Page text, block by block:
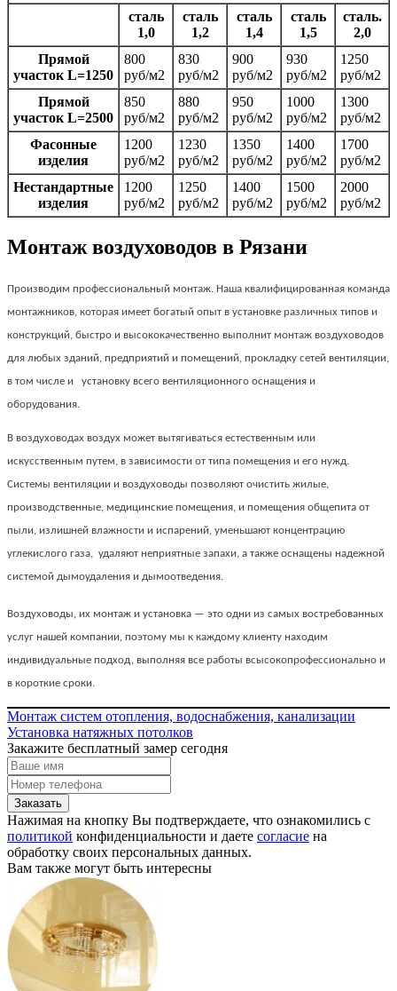
сталь
1,0
сталь
1,2
сталь
1,4
сталь
1,5
сталь.
2,0
Прямой
участок L=1250
800
руб/м2
830
руб/м2
900
руб/м2
930
руб/м2
1250
руб/м2
Прямой
участок L=2500
850
руб/м2
880
руб/м2
950
руб/м2
1000
руб/м2
1300
руб/м2
Фаcонные
изделия
1200
руб/м2
1230
руб/м2
1350
руб/м2
1400
руб/м2
1700
руб/м2
Нестандартные
изделия
1200
руб/м2
1250
руб/м2
1400
руб/м2
1500
руб/м2
2000
руб/м2
Монтаж воздуховодов в Рязани
Производим профессиональный монтаж. Наша квалифицированная команда
монтажников, которая имеет богатый опыт в установке различных типов и
конструкций, быстро и высококачественно выполнит монтаж воздуховодов
для любых зданий, предприятий и помещений, прокладку сетей вентиляции,
в том числе и установку всего вентиляционного оснащения и
оборудования.
В воздуховодах воздух может вытягиваться естественным или
искусственным путем, в зависимости от типа помещения и его нужд.
Системы вентиляции и воздуховоды позволяют очистить жилые,
производственные, медицинские помещения, и помещения общепита от
пыли, излишней влажности и испарений, уменьшают концентрацию
углекислого газа, удаляют неприятные запахи, а также оснащены надежной
системой дымоудаления и дымоотведения.
Воздуховоды, их монтаж и установка — это одни из самых востребованных
услуг нашей компании, поэтому мы к каждому клиенту находим
индивидуальные подход, выполняя все работы всысокопрофессионально и
в короткие сроки.
Монтаж систем отопления, водоснабжения, канализации
Установка натяжных потолков
Закажите бесплатный замер сегодня
Нажимая на кнопку Вы подтверждаете, что ознакомились с
политикой конфиденциальности и даете согласие на
обработку своих персональных данных.
Вам также могут быть интересны